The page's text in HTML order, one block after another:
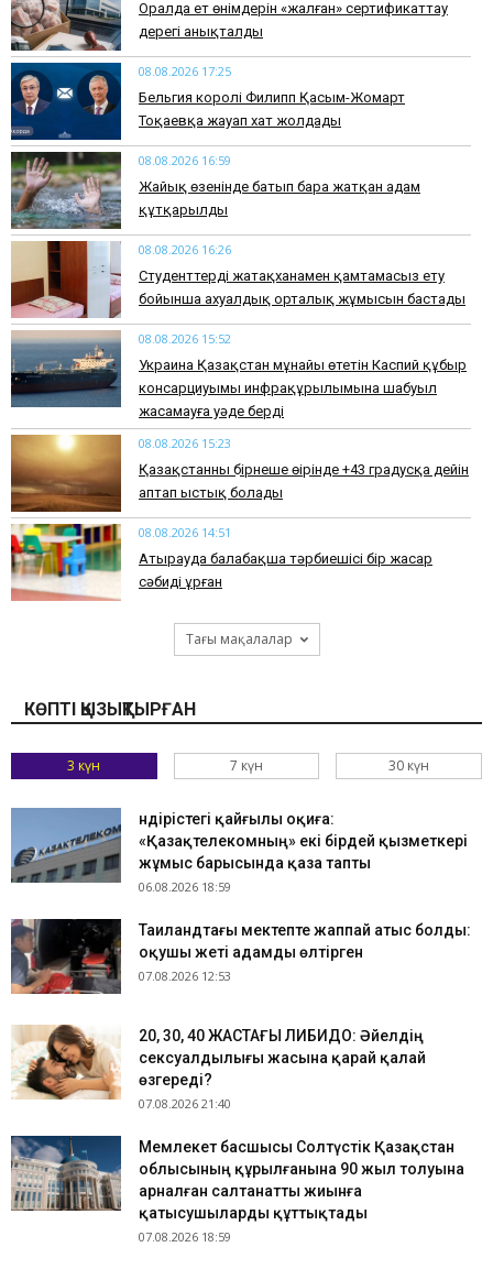
Оралда ет өнімдерін «жалған» сертификаттау
дерегі анықталды
08.08.2026 17:25
Бельгия королі Филипп Қасым-Жомарт
Тоқаевқа жауап хат жолдады
08.08.2026 16:59
Жайық өзенінде батып бара жатқан адам
құтқарылды
08.08.2026 16:26
Студенттерді жатақханамен қамтамасыз ету
бойынша ахуалдық орталық жұмысын бастады
08.08.2026 15:52
Украина Қазақстан мұнайы өтетін Каспий құбыр
консарциуымы инфрақұрылымына шабуыл
жасамауға уәде берді
08.08.2026 15:23
Қазақстанның бірнеше өңірінде +43 градусқа дейін
аптап ыстық болады
08.08.2026 14:51
Атырауда балабақша тәрбиешісі бір жасар
сәбиді ұрған
Тағы мақалалар
КӨПТІ ҚЫЗЫҚТЫРҒАН
3 күн 7 күн 30 күн
Өндірістегі қайғылы оқиға:
«Қазақтелекомның» екі бірдей қызметкері
жұмыс барысында қаза тапты
06.08.2026 18:59
Таиландтағы мектепте жаппай атыс болды:
оқушы жеті адамды өлтірген
07.08.2026 12:53
​20, 30, 40 ЖАСТАҒЫ ЛИБИДО: Әйелдің
сексуалдылығы жасына қарай қалай
өзгереді?
07.08.2026 21:40
Мемлекет басшысы Солтүстік Қазақстан
облысының құрылғанына 90 жыл толуына
арналған салтанатты жиынға
қатысушыларды құттықтады
07.08.2026 18:59